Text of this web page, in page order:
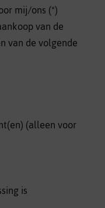
mij/ons (*)
van de
van de volgende
(alleen voor
is